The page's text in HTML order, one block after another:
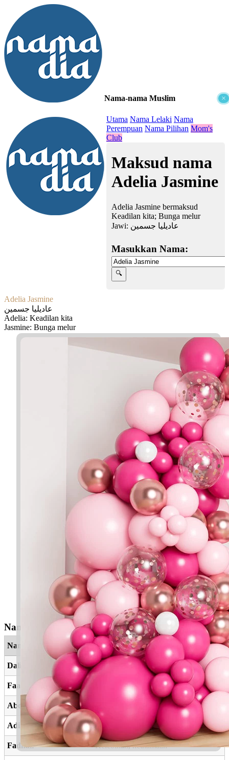
×
Nama-nama Muslim
Utama Nama Lelaki Nama
Perempuan Nama Pilihan Mom's
Club
Maksud nama
Adelia Jasmine
Adelia Jasmine bermaksud
Keadilan kita; Bunga melur
Jawi: عاديليا جسمين
Masukkan Nama:
Adelia Jasmine
عاديليا جسمين
Adelia: Keadilan kita
Jasmine: Bunga melur
FacebookTwitter Share
Nama Yang Berkaitan
Nama Maksud
Dalila Petunjuk, dalil, alasan
Faadhilah Yang Mulia
Abdulwadud Hamba Allah Yang Pengasih
Adilla Adil saksama
Fadhali Kelebihan, keutamaan